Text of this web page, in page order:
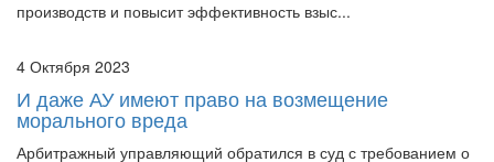
4 Октября 2023
морального вреда
Арбитражный управляющий обратился в суд с требованием о
взыскании с заявителей по делу об административном
правонарушении убытков в виде понесенных управляющим